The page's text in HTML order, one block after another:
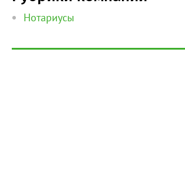
Нотариусы